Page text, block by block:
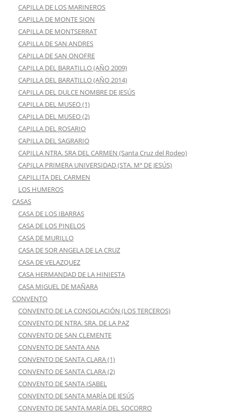
CAPILLA DE LOS MARINEROS
CAPILLA DE MONTE SION
CAPILLA DE MONTSERRAT
CAPILLA DE SAN ANDRES
CAPILLA DE SAN ONOFRE
CAPILLA DEL BARATILLO (AÑO 2009)
CAPILLA DEL BARATILLO (AÑO 2014)
CAPILLA DEL DULCE NOMBRE DE JESÚS
CAPILLA DEL MUSEO (1)
CAPILLA DEL MUSEO (2)
CAPILLA DEL ROSARIO
CAPILLA DEL SAGRARIO
CAPILLA NTRA. SRA DEL CARMEN (Santa Cruz del Rodeo)
CAPILLA PRIMERA UNIVERSIDAD (STA. Mª DE JESÚS)
CAPILLITA DEL CARMEN
LOS HUMEROS
CASAS
CASA DE LOS IBARRAS
CASA DE LOS PINELOS
CASA DE MURILLO
CASA DE SOR ANGELA DE LA CRUZ
CASA DE VELAZQUEZ
CASA HERMANDAD DE LA HINIESTA
CASA MIGUEL DE MAÑARA
CONVENTO
CONVENTO DE LA CONSOLACIÓN (LOS TERCEROS)
CONVENTO DE NTRA. SRA. DE LA PAZ
CONVENTO DE SAN CLEMENTE
CONVENTO DE SANTA ANA
CONVENTO DE SANTA CLARA (1)
CONVENTO DE SANTA CLARA (2)
CONVENTO DE SANTA ISABEL
CONVENTO DE SANTA MARÍA DE JESÚS
CONVENTO DE SANTA MARÍA DEL SOCORRO